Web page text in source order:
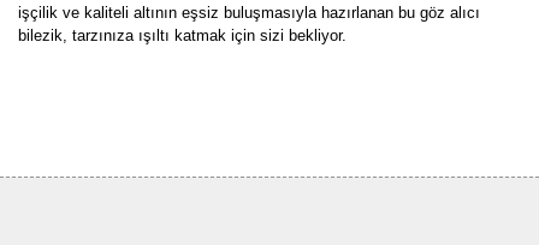
işçilik ve kaliteli altının eşsiz buluşmasıyla hazırlanan bu göz alıcı
bilezik, tarzınıza ışıltı katmak için sizi bekliyor.